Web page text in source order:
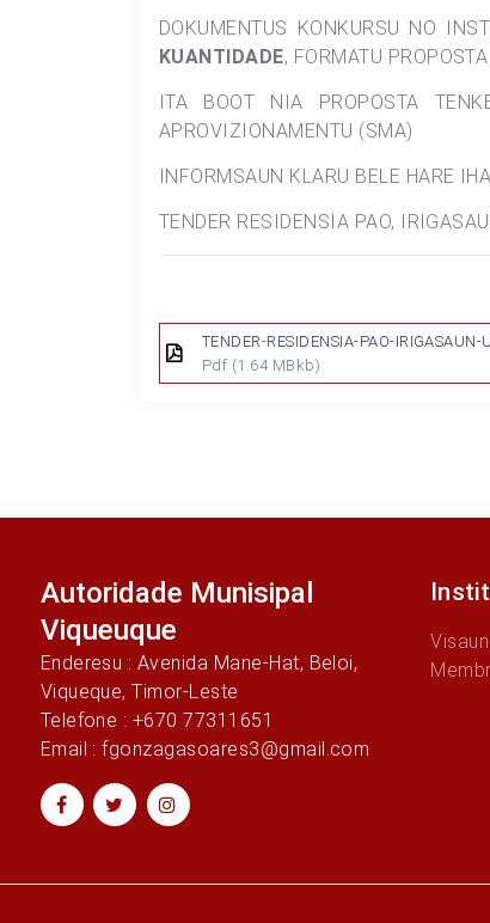
DOKUMENTUS KONKURSU NO
KUANTIDADE, FORMATU
ITA BOOT NIA PROPOSTA
APROVIZIONAMENTU (SMA)
INFORMSAUN KLARU BELE HARE IHA
TENDER RESIDENSIA PAO,
TENDER-RESIDENSIA-PAO-
Pdf (1.64 MBkb)
Autoridade Munisipal
Viqueuque
Enderesu : Avenida Mane-Hat, Beloi,
Viqueque, Timor-Leste
Telefone : +670 77311651
Email : fgonzagasoares3@gmail.com